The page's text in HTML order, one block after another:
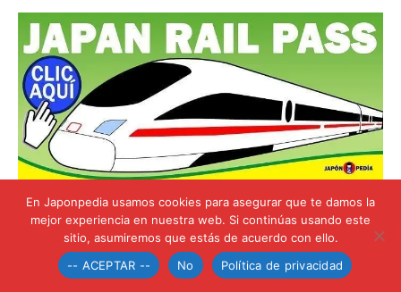
En Japonpedia usamos cookies para asegurar que te damos la
mejor experiencia en nuestra web. Si continúas usando este
sitio, asumiremos que estás de acuerdo con ello.
-- ACEPTAR --
No Política de privacidad